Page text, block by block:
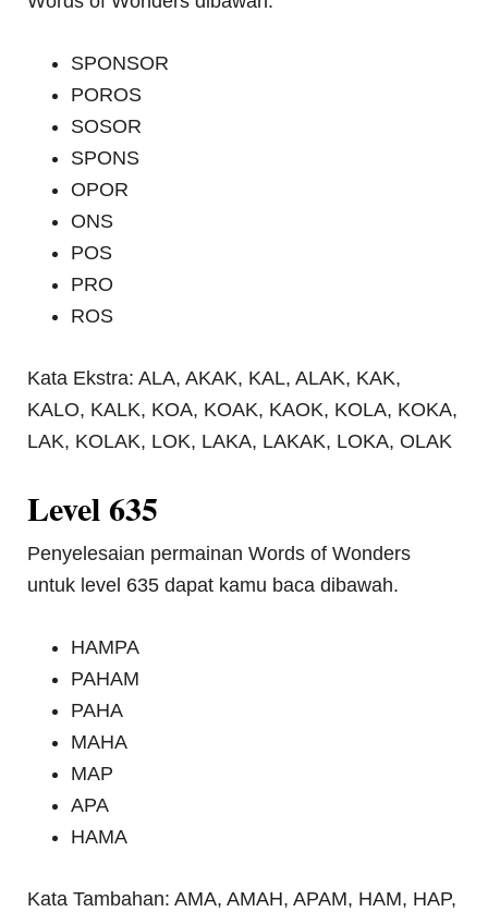
SPONSOR
POROS
SOSOR
SPONS
OPOR
ONS
POS
PRO
ROS
Kata Ekstra: ALA, AKAK, KAL, ALAK, KAK,
KALO, KALK, KOA, KOAK, KAOK, KOLA, KOKA,
LAK, KOLAK, LOK, LAKA, LAKAK, LOKA, OLAK
Level 635
Penyelesaian permainan Words of Wonders
untuk level 635 dapat kamu baca dibawah.
HAMPA
PAHAM
PAHA
MAHA
MAP
APA
HAMA
Kata Tambahan: AMA, AMAH, APAM, HAM, HAP,